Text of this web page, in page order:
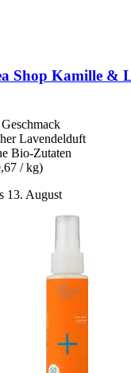
Shop Kamille &
Lavendelduft
Bio-Zutaten
/ kg)
13. August